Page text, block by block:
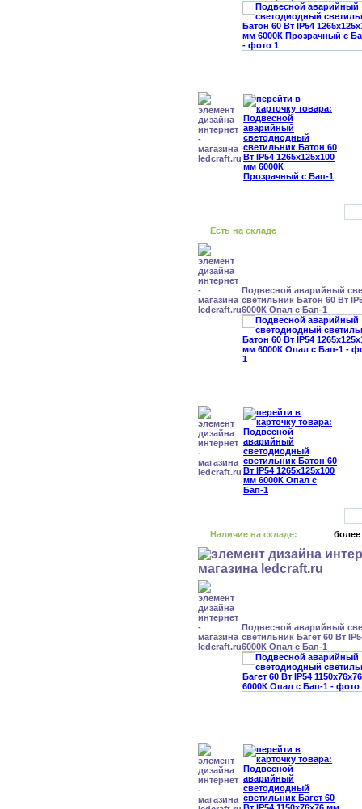
Есть на складе
Подвесной аварийный
светильник Батон 60 Вт
6000К Опал с Бап-1
Наличие на складе: более
Подвесной аварийный
светильник Багет 60 Вт
6000К Опал с Бап-1